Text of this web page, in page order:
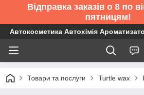
Відправка заказів о 8 по
пятницям!
Автокосметика Автохімія
Товари та послуги Turtle wax